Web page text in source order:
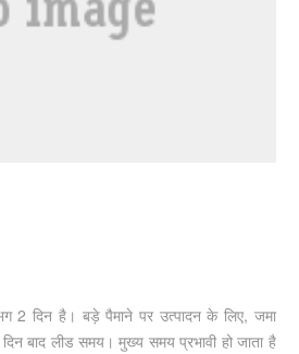
2 दिन है। बड़े पैमाने पर उत्पादन के लिए, जमा
बाद लीड समय। मुख्य समय प्रभावी हो जाता है